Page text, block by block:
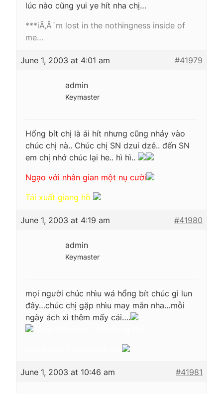
lúc nào cũng yui ye hít nha chị…
***iÃ‚Â´m lost in the nothingness inside of
me…
June 1, 2003 at 4:01 am #41979
admin
Keymaster
Hổng bít chị là ái hít nhưng cũng nhảy vào
chúc chị nà.. Chúc chị SN dzui dzẻ.. đến SN
em chị nhớ chúc lại he.. hì hì..
Ngạo với nhân gian một nụ cười
Tái xuất giang hồ
June 1, 2003 at 4:19 am #41980
admin
Keymaster
mọi người chúc nhìu wá hổng bít chúc gì lun
đây…chúc chị gặp nhìu may mắn nha…mỗi
ngày ách xì thêm mấy cái….
June 1, 2003 at 10:46 am #41981